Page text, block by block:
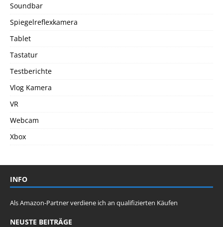
Soundbar
Spiegelreflexkamera
Tablet
Tastatur
Testberichte
Vlog Kamera
VR
Webcam
Xbox
INFO
Als Amazon-Partner verdiene ich an qualifizierten Käufen
NEUSTE BEITRÄGE